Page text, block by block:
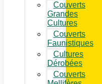
Couverts
Grandes
Cultures
Couverts
Faunistiques
Cultures
Dérobées
Couverts